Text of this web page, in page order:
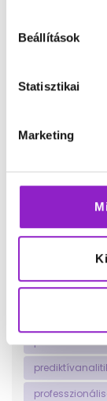
Beállítások
Statisztikai
Marketing
onlineképzések